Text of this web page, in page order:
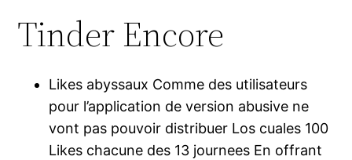
Tinder Encore
Likes abyssaux Comme des utilisateurs
pour l’application de version abusive ne
vont pas pouvoir distribuer Los cuales 100
Likes chacune des 13 journees En offrant